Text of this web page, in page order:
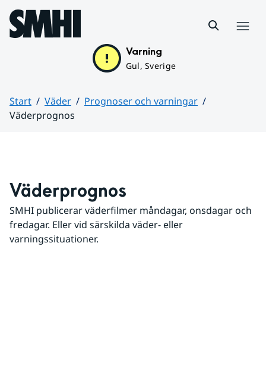
Hoppa till sidans innehåll
Varning
Gul, Sverige
Start Väder
Prognoser och varningar
Väderprognos
Väderprognos
SMHI publicerar väderfilmer måndagar, onsdagar och
fredagar. Eller vid särskilda väder- eller
varningssituationer.